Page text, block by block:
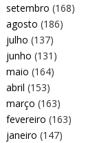
setembro (168)
agosto (186)
julho (137)
junho (131)
maio (164)
abril (153)
março (163)
fevereiro (163)
janeiro (147)